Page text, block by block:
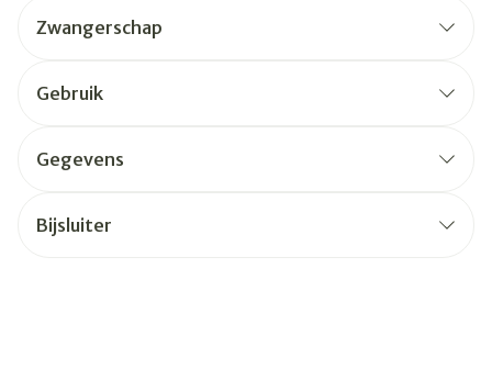
Zwangerschap
Gebruik
Gegevens
Bijsluiter